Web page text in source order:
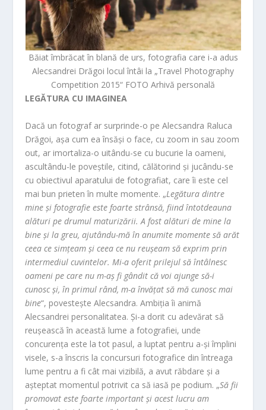
Băiat îmbrăcat în blană de urs, fotografia care i-a adus
Alecsandrei Drăgoi locul întâi la „Travel Photography
Competition 2015“ FOTO Arhivă personală
LEGĂTURA CU IMAGINEA
Dacă un fotograf ar surprinde-o pe Alecsandra Raluca
Drăgoi, așa cum ea însăși o face, cu zoom in sau zoom
out, ar imortaliza-o uitându-se cu bucurie la oameni,
ascultându-le poveștile, citind, călătorind și jucându-se
cu obiectivul aparatului de fotografiat, care îi este cel
mai bun prieten în multe momente. „Legătura dintre
mine și fotografie este foarte strânsă, fiind întotdeauna
alături pe drumul maturizării. A fost alături de mine la
bine și la greu, ajutându-mă în anumite momente să arăt
ceea ce simțeam și ceea ce nu reușeam să exprim prin
intermediul cuvintelor. Mi-a oferit prilejul să întâlnesc
oameni pe care nu m-aș fi gândit că voi ajunge să-i
cunosc și, în primul rând, m-a învățat să mă cunosc mai
bine“, povestește Alecsandra. Ambiția îi animă
Alecsandrei personalitatea. Și-a dorit cu adevărat să
reușească în această lume a fotografiei, unde
concurența este la tot pasul, a luptat pentru a-și împlini
visele, s-a înscris la concursuri fotografice din întreaga
lume pentru a fi cât mai vizibilă, a avut răbdare și a
așteptat momentul potrivit ca să iasă pe podium. „Să fii
promovat este foarte important și acest lucru am